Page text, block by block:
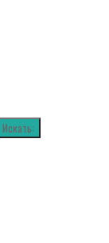
Искать: